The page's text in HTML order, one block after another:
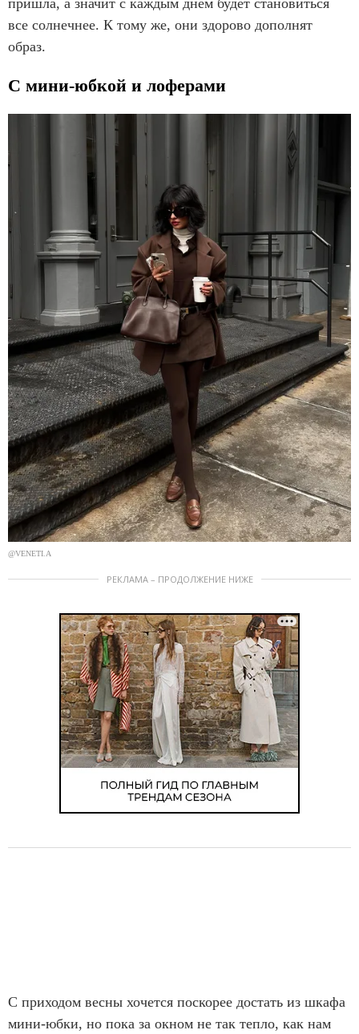
все солнечнее. К тому же, они здорово дополнят
образ.
С мини-юбкой и лоферами
@VENETI.A
РЕКЛАМА – ПРОДОЛЖЕНИЕ НИЖЕ
С приходом весны хочется поскорее достать из шкафа
мини-юбки, но пока за окном не так тепло, как нам